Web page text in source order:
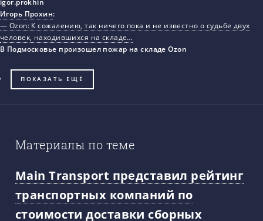
Игорь Прохин:
— Ozon: К сожалению, так ничего пока и не известно о судьбе двух
человек, находившихся на складе…
В Подмосковье произошел пожар на складе Ozon
ПОКАЗАТЬ ЕЩЁ
Материалы по теме
Main Transport представил рейтинг
транспортных компаний по
стоимости доставки сборных